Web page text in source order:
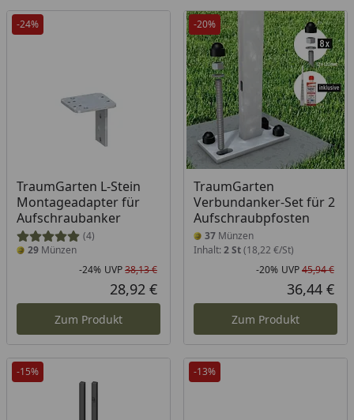
-24%
TraumGarten L-Stein
Montageadapter für
Aufschraubanker
(4)
29 Münzen
Rabatt in Prozent
-24%
Ursprünglicher Preis
UVP38,13 €
Aktueller Preis
28,92 €
Zum Produkt
-20%
TraumGarten
Verbundanker-Set für 2
Aufschraubpfosten
37Münzen
Inhalt: 2 St(18,22 €/St)
-20% UVP45,94 €
36,44 €
Zum Produkt
-15% -13%